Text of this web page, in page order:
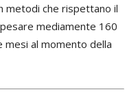
metodi che rispettano il
mediamente 160
mesi al momento della